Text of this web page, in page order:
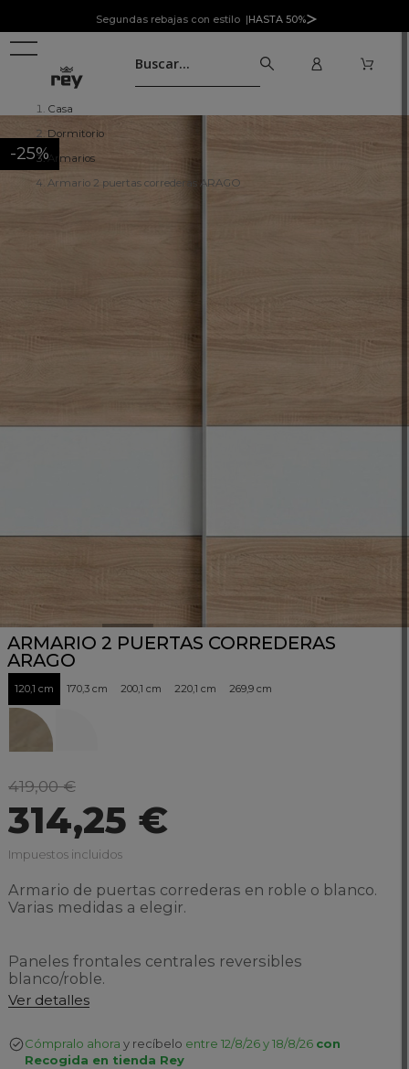
Segundas rebajas con estilo |HASTA 50%
Casa
Dormitorio
Armarios
Armario 2 puertas correderas ARAGO
-25%
ARMARIO 2 PUERTAS CORREDERAS
ARAGO
120,1 cm 170,3 cm 200,1 cm 220,1 cm 269,9 cm
419,00 €
314,25 €
Impuestos incluidos
Armario de puertas correderas en roble o blanco.
Varias medidas a elegir.
Paneles frontales centrales reversibles
blanco/roble.
Ver detalles
Cómpralo ahora y recíbelo entre 12/8/26 y 18/8/26 con
Recogida en tienda Rey